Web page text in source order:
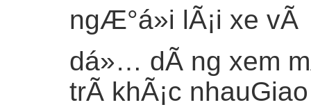
ngÆ°á»i lÃ¡i xe
dá»… dÃ ng xem
trÃ­ khÃ¡c